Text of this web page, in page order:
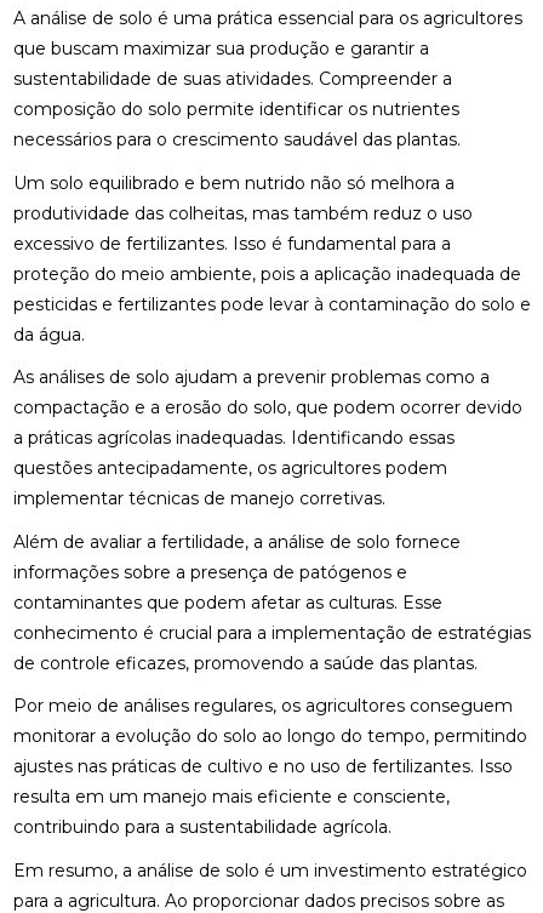
A análise de solo é uma prática essencial para os agricultores
que buscam maximizar sua produção e garantir a
sustentabilidade de suas atividades. Compreender a
composição do solo permite identificar os nutrientes
necessários para o crescimento saudável das plantas.
Um solo equilibrado e bem nutrido não só melhora a
produtividade das colheitas, mas também reduz o uso
excessivo de fertilizantes. Isso é fundamental para a
proteção do meio ambiente, pois a aplicação inadequada de
pesticidas e fertilizantes pode levar à contaminação do solo e
da água.
As análises de solo ajudam a prevenir problemas como a
compactação e a erosão do solo, que podem ocorrer devido
a práticas agrícolas inadequadas. Identificando essas
questões antecipadamente, os agricultores podem
implementar técnicas de manejo corretivas.
Além de avaliar a fertilidade, a análise de solo fornece
informações sobre a presença de patógenos e
contaminantes que podem afetar as culturas. Esse
conhecimento é crucial para a implementação de estratégias
de controle eficazes, promovendo a saúde das plantas.
Por meio de análises regulares, os agricultores conseguem
monitorar a evolução do solo ao longo do tempo, permitindo
ajustes nas práticas de cultivo e no uso de fertilizantes. Isso
resulta em um manejo mais eficiente e consciente,
contribuindo para a sustentabilidade agrícola.
Em resumo, a análise de solo é um investimento estratégico
para a agricultura. Ao proporcionar dados precisos sobre as